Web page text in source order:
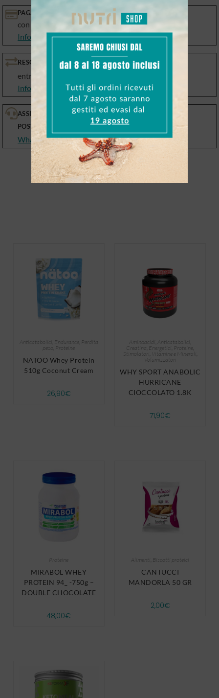
PAGAMENTI SICURI
con le migliori piattaforme
Info Metodi di pagamento
RESO GARANTITO
entro 10 giorni
Info Resi e Cambi
ASSISTENZA PRE E
POST VENDITA
WhatsApp, email, telefono
Anticatabolici , Endurance, Perdita
peso, Proteine
NATOO Whey Protein
510g Coconut Cream
26,90€
Aminoacidi, Anticatabolici,
Creatina, Energetici, Proteine,
Stimolatori , Vitamine e Minerali ,
Volumizzatori
WHY SPORT ANABOLIC
HURRICANE
CIOCCOLATO 1.8K
71,90€
Proteine
MIRABOL WHEY
PROTEIN 94_ -750g –
DOUBLE CHOCOLATE
48,00€
Alimenti Biscotti proteici
CANTUCCI
MANDORLA 50 GR
2,00€